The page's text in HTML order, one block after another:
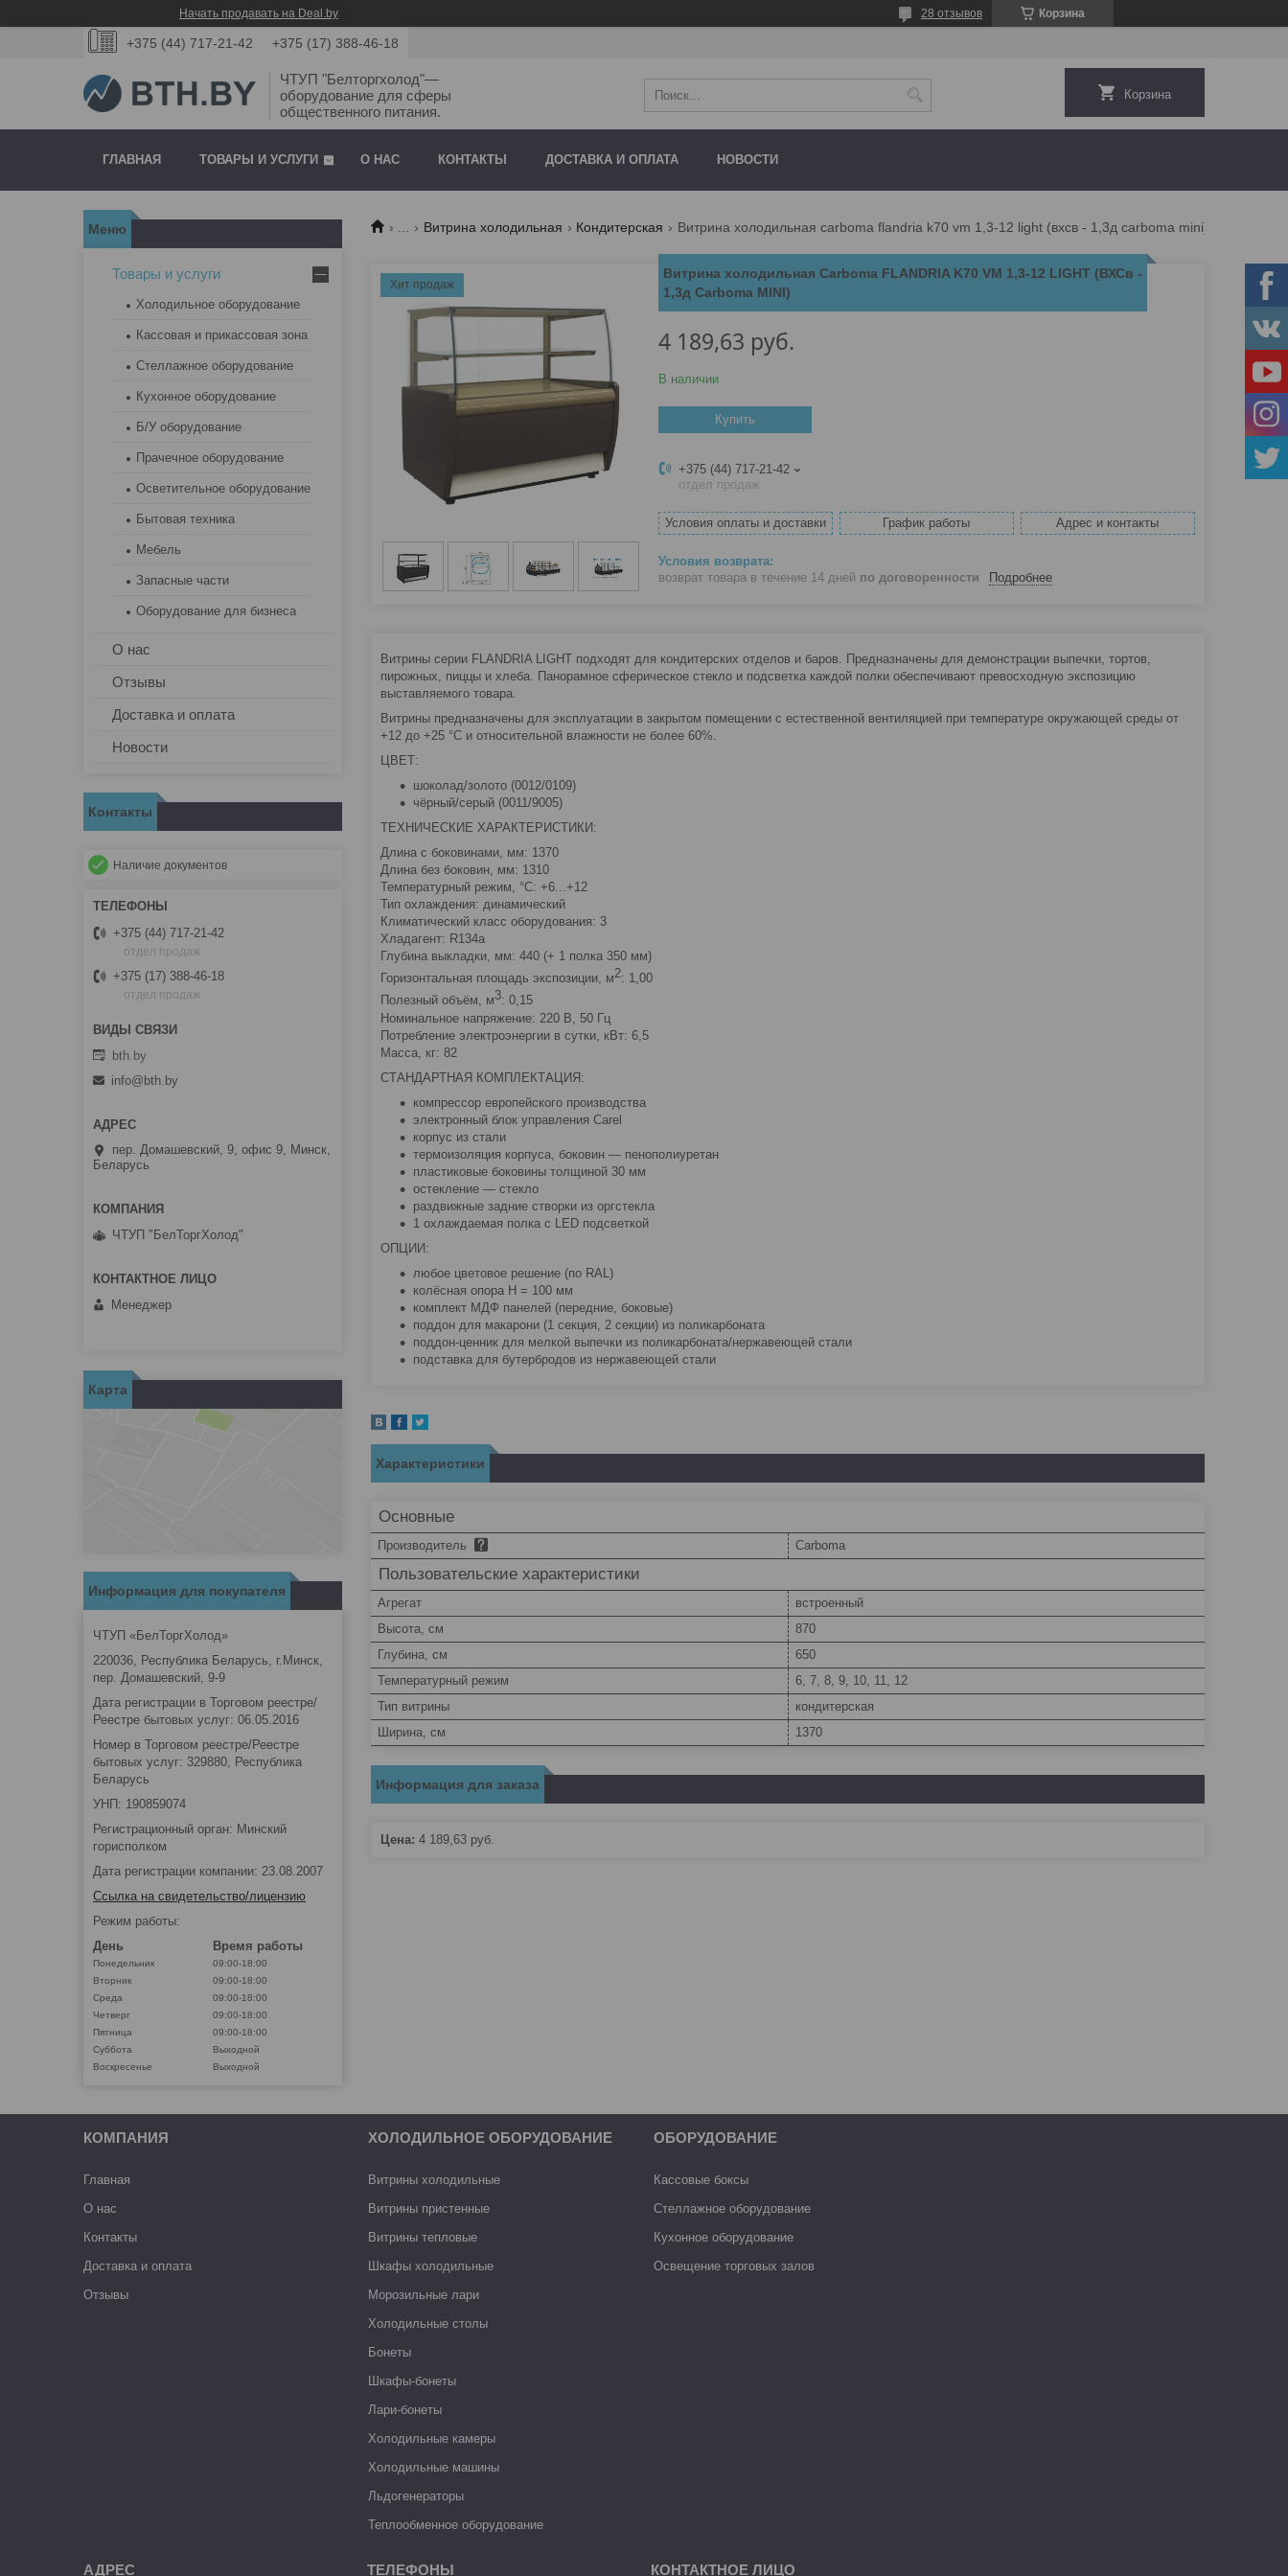
Начать продавать на Deal.by Корзина
28 отзывов
+375 (44) 717-21-42 +375 (17) 388-46-18
ЧТУП "Белторгхолод"—
оборудование для сферы
общественного питания.
Корзина
ГЛАВНАЯ ТОВАРЫ И УСЛУГИ О НАС КОНТАКТЫ ДОСТАВКА И ОПЛАТА НОВОСТИ
... Витрина холодильная Кондитерская Витрина холодильная carboma flandria k70 vm 1,3-12 light (вхсв - 1,3д carboma mini)
Хит продаж
Витрина холодильная Carboma FLANDRIA K70 VM 1,3-12 LIGHT (ВХСв -
1,3д Carboma MINI)
4 189,63 руб.
В наличии
Купить
+375 (44) 717-21-42
отдел продаж
Условия оплаты и доставки График работы Адрес и контакты
возврат товара в течение 14 дней по договоренности Подробнее
Витрины серии FLANDRIA LIGHT подходят для кондитерских отделов и баров. Предназначены для демонстрации выпечки, тортов,
пирожных, пиццы и хлеба. Панорамное сферическое стекло и подсветка каждой полки обеспечивают превосходную экспозицию
выставляемого товара.
Витрины предназначены для эксплуатации в закрытом помещении с естественной вентиляцией при температуре окружающей среды от
+12 до +25 °C и относительной влажности не более 60%.
ЦВЕТ:
шоколад/золото (0012/0109)
чёрный/серый (0011/9005)
ТЕХНИЧЕСКИЕ ХАРАКТЕРИСТИКИ:
Длина с боковинами, мм: 1370
Длина без боковин, мм: 1310
Температурный режим, °C: +6...+12
Тип охлаждения: динамический
Климатический класс оборудования: 3
Хладагент: R134a
Глубина выкладки, мм: 440 (+ 1 полка 350 мм)
Горизонтальная площадь экспозиции, м2: 1,00
Полезный объём, м3: 0,15
Номинальное напряжение: 220 В, 50 Гц
Потребление электроэнергии в сутки, кВт: 6,5
Масса, кг: 82
СТАНДАРТНАЯ КОМПЛЕКТАЦИЯ:
компрессор европейского производства
электронный блок управления Carel
корпус из стали
термоизоляция корпуса, боковин — пенополиуретан
пластиковые боковины толщиной 30 мм
остекление — стекло
раздвижные задние створки из оргстекла
1 охлаждаемая полка с LED подсветкой
ОПЦИИ:
любое цветовое решение (по RAL)
колёсная опора H = 100 мм
комплект МДФ панелей (передние, боковые)
поддон для макарони (1 секция, 2 секции) из поликарбоната
поддон-ценник для мелкой выпечки из поликарбоната/нержавеющей стали
подставка для бутербродов из нержавеющей стали
Характеристики
Основные
Производитель Carboma
Пользовательские характеристики
Агрегат
встроенный
Высота, см
870
Глубина, см
650
Температурный режим
6, 7, 8, 9, 10, 11, 12
Тип витрины
кондитерская
Ширина, см
1370
Информация для заказа
Цена: 4 189,63 руб.
Товары и услуги
Холодильное оборудование
Кассовая и прикассовая зона
Стеллажное оборудование
Кухонное оборудование
Б/У оборудование
Прачечное оборудование
Осветительное оборудование
Бытовая техника
Мебель
Запасные части
Оборудование для бизнеса
О нас
Отзывы
Доставка и оплата
Новости
Контакты
Наличие документов
+375 (44) 717-21-42
отдел продаж
+375 (17) 388-46-18
отдел продаж
bth.by
info@bth.by
пер. Домашевский, 9, офис 9, Минск,
Беларусь
ЧТУП "БелТоргХолод"
Менеджер
Карта
Информация для покупателя
ЧТУП «БелТоргХолод»
220036, Республика Беларусь, г.Минск,
пер. Домашевский, 9-9
Дата регистрации в Торговом реестре/
Реестре бытовых услуг: 06.05.2016
Номер в Торговом реестре/Реестре
бытовых услуг: 329880, Республика
Беларусь
УНП: 190859074
Регистрационный орган: Минский
горисполком
Дата регистрации компании: 23.08.2007
Ссылка на свидетельство/лицензию
Режим работы:
День
Время работы
Понедельник
09:00-18:00
Вторник
09:00-18:00
Среда
09:00-18:00
Четверг
09:00-18:00
Пятница
09:00-18:00
Суббота
Выходной
Воскресенье
Выходной
КОМПАНИЯ
Главная
О нас
Контакты
Доставка и оплата
Отзывы
ХОЛОДИЛЬНОЕ ОБОРУДОВАНИЕ
Витрины холодильные
Витрины пристенные
Витрины тепловые
Шкафы холодильные
Морозильные лари
Холодильные столы
Бонеты
Шкафы-бонеты
Лари-бонеты
Холодильные камеры
Холодильные машины
Льдогенераторы
Теплообменное оборудование
ОБОРУДОВАНИЕ
Кассовые боксы
Стеллажное оборудование
Кухонное оборудование
Освещение торговых залов